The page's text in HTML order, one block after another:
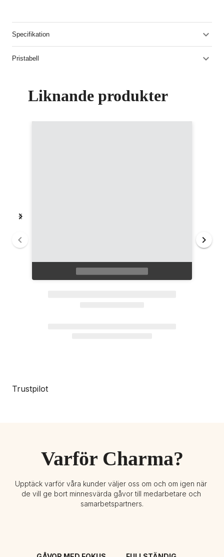
Specifikation
Pristabell
Liknande produkter
Trustpilot
Varför Charma?
Upptäck varför våra kunder väljer oss om och om igen när
de vill ge bort minnesvärda gåvor till medarbetare och
samarbetspartners.